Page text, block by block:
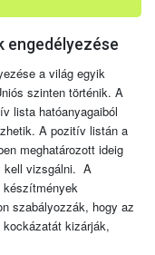
engedélyezése
a világ egyik
szinten történik. A
lista hatóanyagaiból
A pozitív listán a
meghatározott ideig
kell vizsgálni. A
készítmények
szabályozzák, hogy az
kizárják,